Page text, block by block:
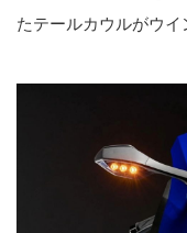
たテールカウルがウイ